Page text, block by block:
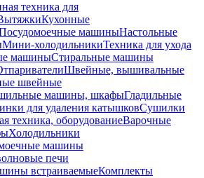
техника для
Кухонные
машиныНастольные
Мини-холодильникиТехника для ухода
машиныСтиральные машины
Швейные, вышивальные
швейные
машины, шкафыГладильные
для удаления катышковСушилки
техника, оборудованиеВарочные
Холодильники
машины
печи
встраиваемыеКомплекты